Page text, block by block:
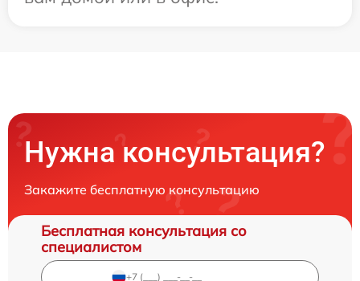
Нужна консультация?
Закажите бесплатную консультацию
Бесплатная консультация со
специалистом